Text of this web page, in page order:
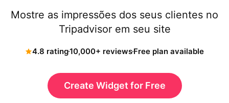
Mostre as impressões dos seus clientes no
Tripadvisor em seu site
4.8 rating10,000+ reviewsFree plan available
Create Widget for Free